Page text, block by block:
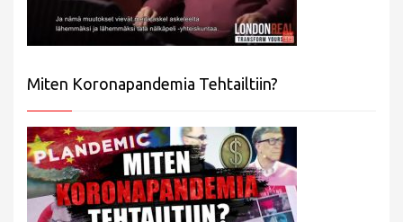
Miten Koronapandemia Tehtailtiin?